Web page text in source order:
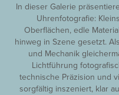
In dieser Galerie
Uhrenfotografie:
Oberflächen, edle
hinweg in Szene gesetzt.
und Mechanik
Lichtführung
technische Präzision und
sorgfältig inszeniert, klar